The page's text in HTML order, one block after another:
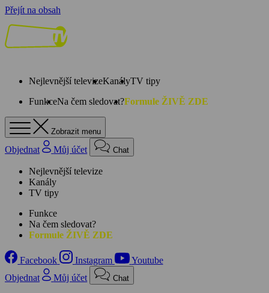
Přejít na obsah
Nejlevnější televizeKanályTV tipy
FunkceNa čem sledovat?Formule ŽIVĚ ZDE
Zobrazit menu
Objednat Můj účet Chat
Nejlevnější televize
Kanály
TV tipy
Funkce
Na čem sledovat?
Formule ŽIVĚ ZDE
Facebook Instagram
Youtube
Objednat
Můj účet Chat